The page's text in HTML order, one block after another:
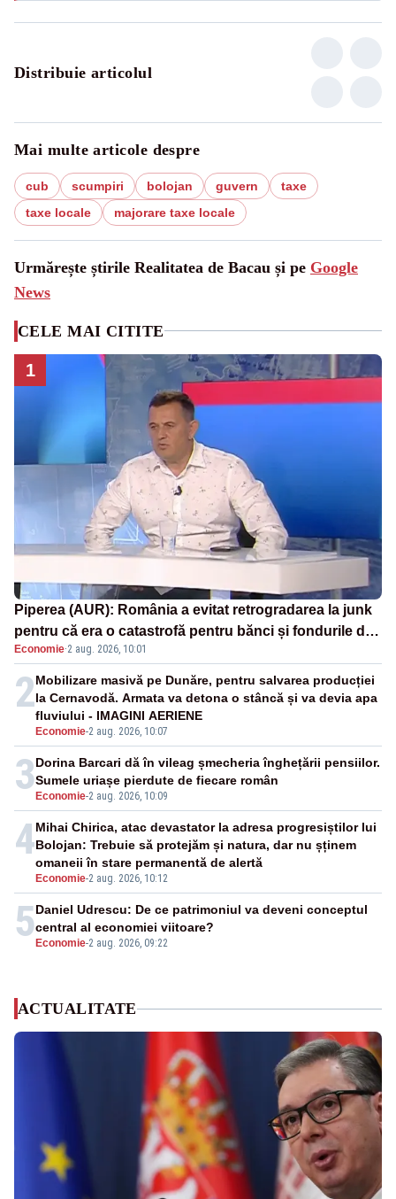
Distribuie articolul
Mai multe articole despre
cub scumpiri bolojan guvern
taxe
taxe locale
majorare taxe locale
Urmărește știrile Realitatea de Bacau și pe Google
News
CELE MAI CITITE
1
Piperea (AUR): România a evitat retrogradarea la junk
pentru că era o catastrofă pentru bănci și fondurile de
pensii
Economie·2 aug. 2026, 10:01
2
Economie-2 aug. 2026, 10:07
Mobilizare masivă pe Dunăre, pentru salvarea producției
la Cernavodă. Armata va detona o stâncă și va devia apa
fluviului - IMAGINI AERIENE
3 Economie-2 aug. 2026, 10:09
Dorina Barcari dă în vileag șmecheria înghețării pensiilor.
Sumele uriașe pierdute de fiecare român
4
Economie-2 aug. 2026, 10:12
Mihai Chirica, atac devastator la adresa progresiștilor lui
Bolojan: Trebuie să protejăm și natura, dar nu șținem
omaneii în stare permanentă de alertă
5 Economie-2 aug. 2026, 09:22
Daniel Udrescu: De ce patrimoniul va deveni conceptul
central al economiei viitoare?
ACTUALITATE